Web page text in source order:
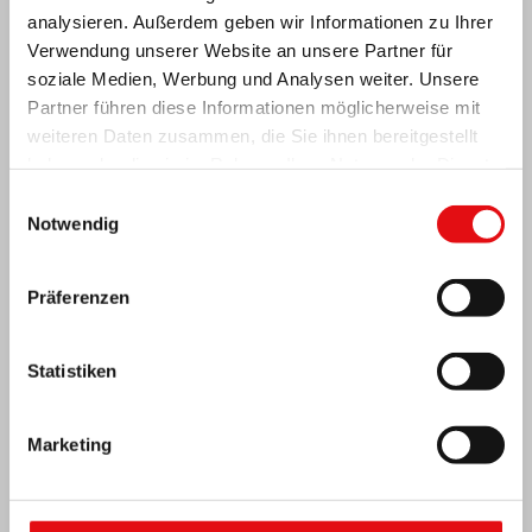
analysieren. Außerdem geben wir Informationen zu Ihrer
Verwendung unserer Website an unsere Partner für
soziale Medien, Werbung und Analysen weiter. Unsere
Partner führen diese Informationen möglicherweise mit
weiteren Daten zusammen, die Sie ihnen bereitgestellt
Notwendig
Präferenzen
Statistiken
Marketing
Elfenbeinküste: Doppeltes Silberjubiläum